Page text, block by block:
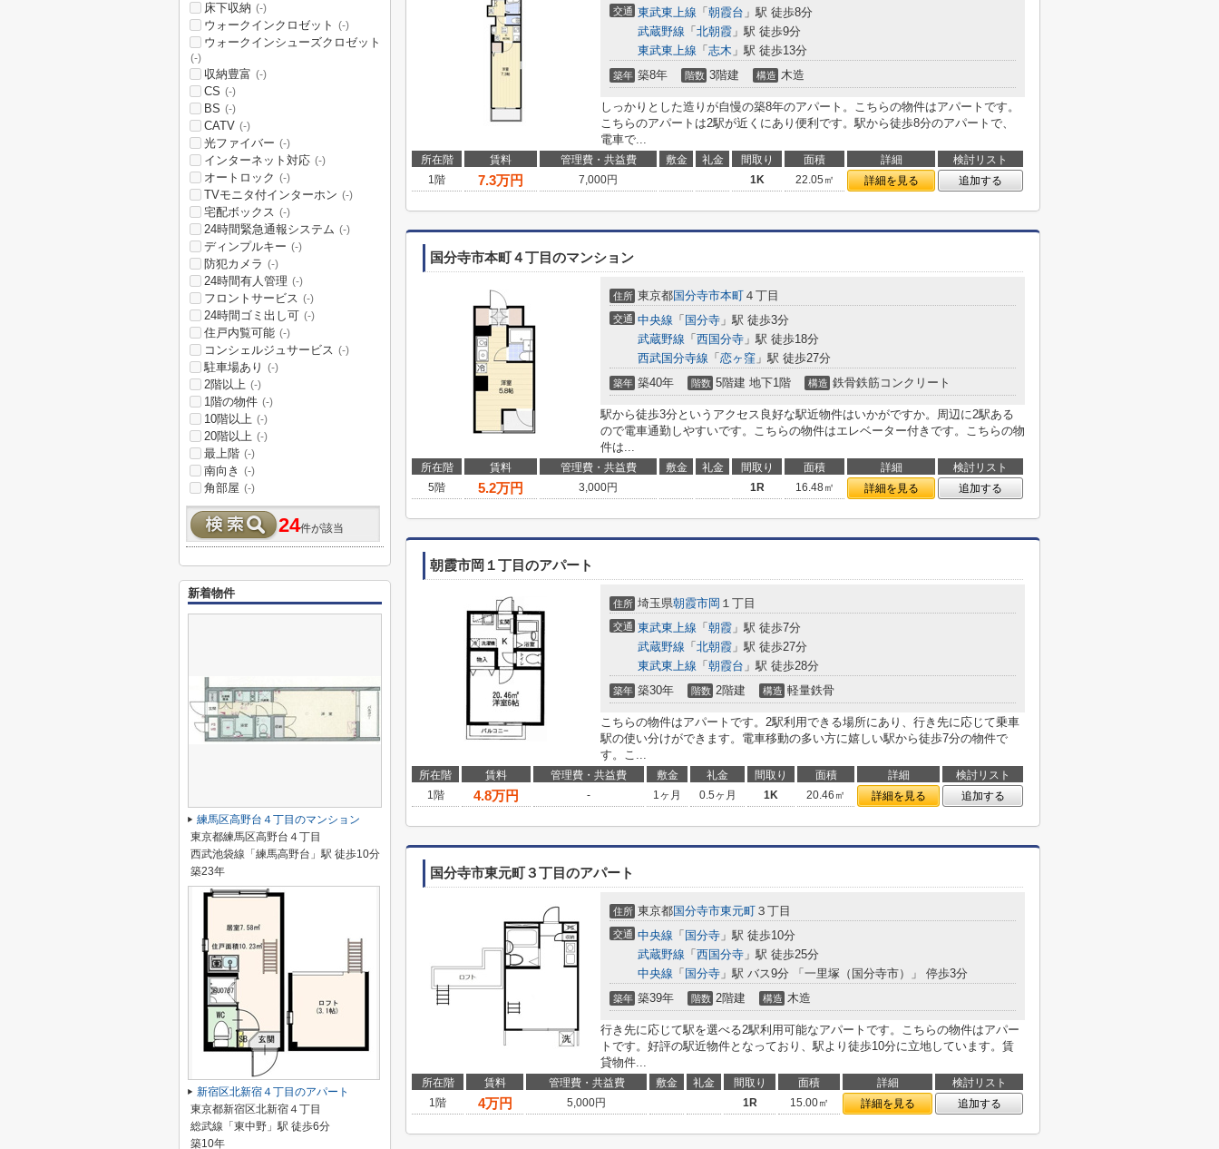
交通 東武東上線 「 朝霞台 」駅 徒歩8分
武蔵野線 「 北朝霞 」駅 徒歩9分
東武東上線 「 志木 」駅 徒歩13分
築年 築8年 階数 3階建 構造 木造
しっかりとした造りが自慢の築8年のアパート。こちらの物件はアパートです。
こちらのアパートは2駅が近くにあり便利です。駅から徒歩8分のアパートで、
電車で...
所在階 賃料 管理費・共益費 敷金 礼金 間取り 面積 詳細
検討リスト
1階
7.3万円 7,000円 1K 22.05㎡ 詳細を見る 追加する
国分寺市本町４丁目のマンション
住所 東京都国分寺市本町 ４丁目
交通 中央線 「 国分寺 」駅 徒歩3分
武蔵野線 「 西国分寺 」駅 徒歩18分
西武国分寺線 「 恋ヶ窪 」駅 徒歩27分
築年 築40年 階数 5階建 地下1階 構造 鉄骨鉄筋コンクリート
駅から徒歩3分というアクセス良好な駅近物件はいかがですか。周辺に2駅ある
ので電車通勤しやすいです。こちらの物件はエレベーター付きです。こちらの物
件は...
所在階 賃料 管理費・共益費 敷金 礼金 間取り 面積 詳細
検討リスト
5階
5.2万円 3,000円 1R 16.48㎡ 詳細を見る 追加する
朝霞市岡１丁目のアパート
住所 埼玉県朝霞市岡 １丁目
交通 東武東上線 「 朝霞 」駅 徒歩7分
武蔵野線 「 北朝霞 」駅 徒歩27分
東武東上線 「 朝霞台 」駅 徒歩28分
築年 築30年 階数 2階建 構造 軽量鉄骨
こちらの物件はアパートです。2駅利用できる場所にあり、行き先に応じて乗車
駅の使い分けができます。電車移動の多い方に嬉しい駅から徒歩7分の物件で
す。こ...
所在階 賃料 管理費・共益費 敷金 礼金 間取り 面積 詳細
検討リスト
1階
4.8万円 - 1ヶ月 0.5ヶ月 1K 20.46㎡ 詳細を見る 追加する
国分寺市東元町３丁目のアパート
住所 東京都国分寺市東元町 ３丁目
交通 中央線 「 国分寺 」駅 徒歩10分
武蔵野線 「 西国分寺 」駅 徒歩25分
中央線 「 国分寺 」駅 バス9分 「一里塚（国分寺市）」 停歩3分
築年 築39年 階数 2階建 構造 木造
行き先に応じて駅を選べる2駅利用可能なアパートです。こちらの物件はアパー
トです。好評の駅近物件となっており、駅より徒歩10分に立地しています。賃
貸物件...
所在階 賃料 管理費・共益費 敷金 礼金 間取り 面積 詳細
検討リスト
1階
4万円 5,000円 1R 15.00㎡ 詳細を見る 追加する
床下収納 (-)
ウォークインクロゼット (-)
ウォークインシューズクロゼット
(-)
収納豊富 (-)
CS (-)
BS (-)
CATV (-)
光ファイバー (-)
インターネット対応 (-)
オートロック (-)
TVモニタ付インターホン (-)
宅配ボックス (-)
24時間緊急通報システム (-)
ディンプルキー (-)
防犯カメラ (-)
24時間有人管理 (-)
フロントサービス (-)
24時間ゴミ出し可 (-)
住戸内覧可能 (-)
コンシェルジュサービス (-)
駐車場あり (-)
2階以上 (-)
1階の物件 (-)
10階以上 (-)
20階以上 (-)
最上階 (-)
南向き (-)
角部屋 (-)
24件が該当
新着物件
練馬区高野台４丁目のマンション
東京都練馬区高野台４丁目
西武池袋線「練馬高野台」駅 徒歩10分
築23年
新宿区北新宿４丁目のアパート
東京都新宿区北新宿４丁目
総武線「東中野」駅 徒歩6分
築10年